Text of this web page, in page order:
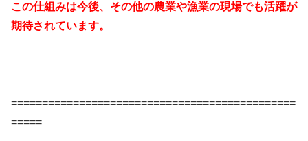
この仕組みは今後、その他の農業や漁業の現場でも活躍が
期待されています。
==============================================
=====